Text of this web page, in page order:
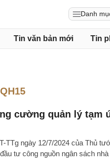
Danh
Tin văn bản mới Tin
cường quản lý tạm
TTg ngày 12/7/2024 của Thủ
tư công nguồn ngân sách